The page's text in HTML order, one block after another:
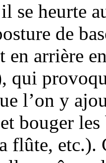
se heurte
de
en arrière
qui
l’on y
bouger
flûte, etc.).